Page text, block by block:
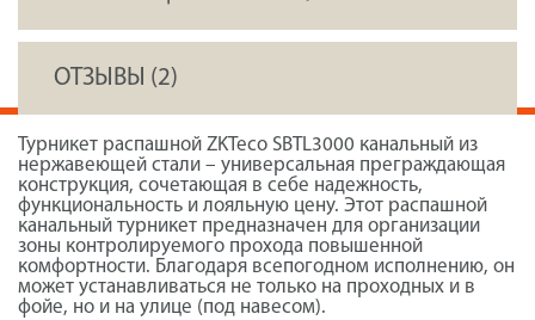
ОТЗЫВЫ (2)
Турникет распашной ZKTeco SBTL3000 канальный из
нержавеющей стали – универсальная преграждающая
конструкция, сочетающая в себе надежность,
функциональность и лояльную цену. Этот распашной
канальный турникет предназначен для организации
зоны контролируемого прохода повышенной
комфортности. Благодаря всепогодном исполнению, он
может устанавливаться не только на проходных и в
фойе, но и на улице (под навесом).